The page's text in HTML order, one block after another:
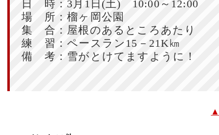
日 時：3月1日(土) 10:00～12:00
場 所：榴ヶ岡公園
集 合：屋根のあるところあたり
練 習：ペースラン15－21K㎞
備 考：雪がとけてますように！